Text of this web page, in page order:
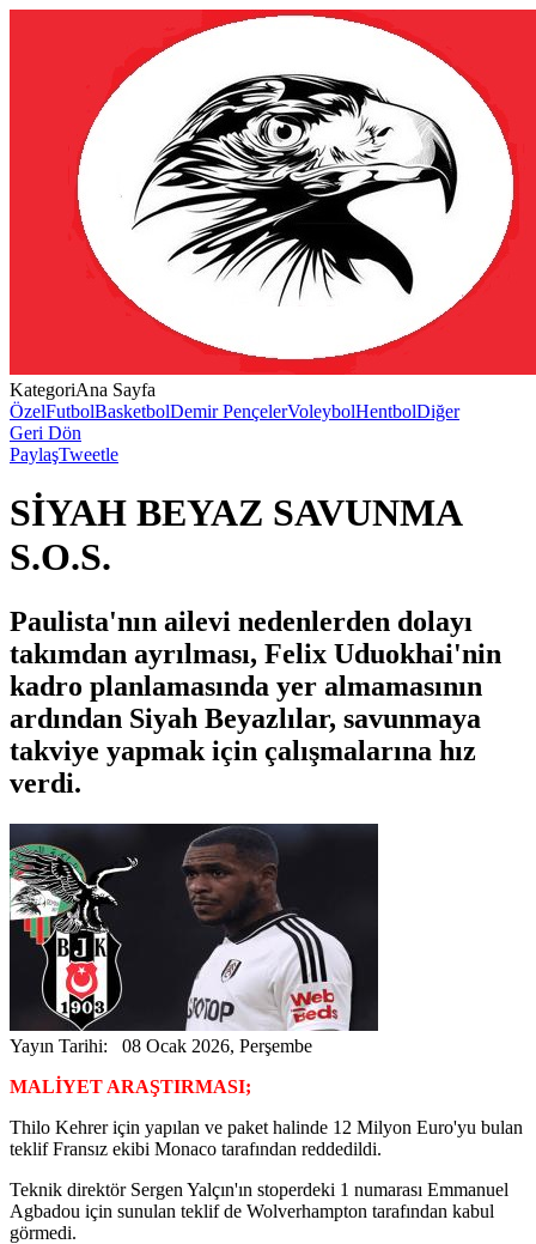
KategoriAna Sayfa
ÖzelFutbolBasketbolDemir PençelerVoleybolHentbolDiğer
Geri Dön
PaylaşTweetle
SİYAH BEYAZ SAVUNMA
S.O.S.
Paulista'nın ailevi nedenlerden dolayı
takımdan ayrılması, Felix Uduokhai'nin
kadro planlamasında yer almamasının
ardından Siyah Beyazlılar, savunmaya
takviye yapmak için çalışmalarına hız
verdi.
Yayın Tarihi: 08 Ocak 2026, Perşembe
MALİYET ARAŞTIRMASI;
Thilo Kehrer için yapılan ve paket halinde 12 Milyon Euro'yu bulan
teklif Fransız ekibi Monaco tarafından reddedildi.
Teknik direktör Sergen Yalçın'ın stoperdeki 1 numarası Emmanuel
Agbadou için sunulan teklif de Wolverhampton tarafından kabul
görmedi.